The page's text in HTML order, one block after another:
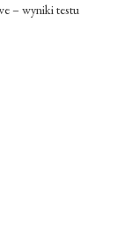
– wyniki testu